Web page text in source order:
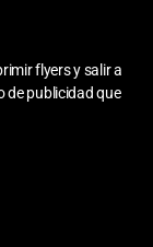
flyers y salir a
de publicidad que